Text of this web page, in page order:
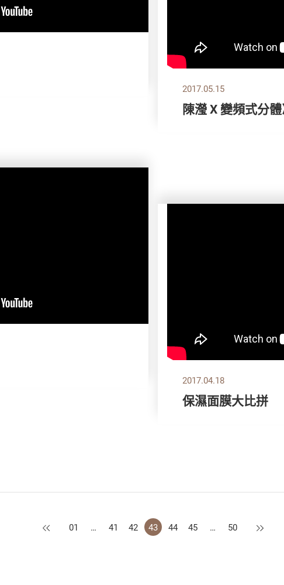
2017.05.15
陳瀅 X 變頻式分
2017.04.18
保濕面膜大比拼
上一頁
01 … 41 42 43 44 45 … 50 下一頁